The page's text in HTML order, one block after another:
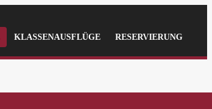
KLASSENAUSFLÜGE RESERVIERUNG